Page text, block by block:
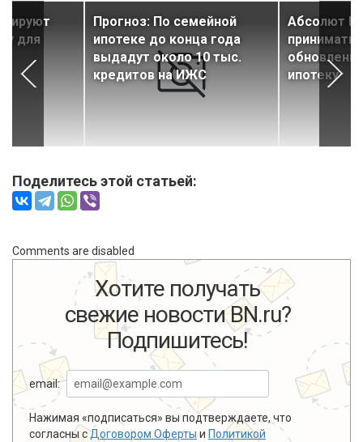
для
Прогноз: По семейной
ипотеке до конца года
выдадут около 10 тыс.
кредитов на ИЖС
Абсолют
принимать
ипотеку
Поделитесь этой статьей:
Comments are disabled
Хотите получать
свежие новости BN.ru?
Подпишитесь!
email:
Нажимая «подписаться» вы подтверждаете, что
согласны сДоговором Оферты и Политикой